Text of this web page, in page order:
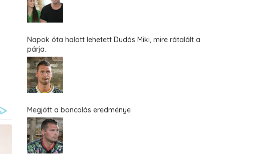
Napok óta halott lehetett Dudás Miki, mire rátalált a
párja.
Megjött a boncolás eredménye